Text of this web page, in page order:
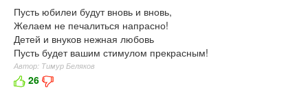
Пусть юбилеи будут вновь и вновь,
Желаем не печалиться напрасно!
Детей и внуков нежная любовь
Пусть будет вашим стимулом прекрасным!
Автор: Тимур Беляков
26